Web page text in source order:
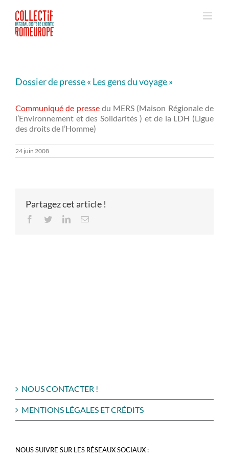
contenu
Dossier de presse « Les gens du voyage »
Communiqué de presse du MERS (Maison Régionale de
l’Environnement et des Solidarités ) et de la LDH (Ligue
des droits de l’Homme)
24 juin 2008
Partagez cet article !
Facebook
TwitterLinkedInEmail
NOUS CONTACTER !
MENTIONS LÉGALES ET CRÉDITS
NOUS SUIVRE SUR LES RÉSEAUX SOCIAUX :